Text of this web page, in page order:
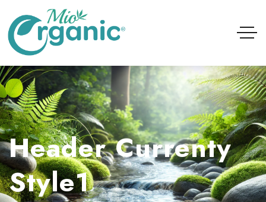
Header Currenty
Style1